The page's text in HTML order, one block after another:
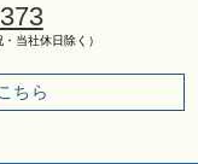
当社休日除く）
ちら